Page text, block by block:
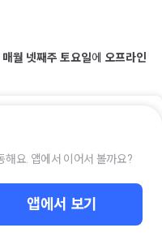
매월 넷째주 토요일에 오프라인
여 관련 정보들을 같이 나누어
해요. 앱에서 이어서 볼까요?
앱에서 보기